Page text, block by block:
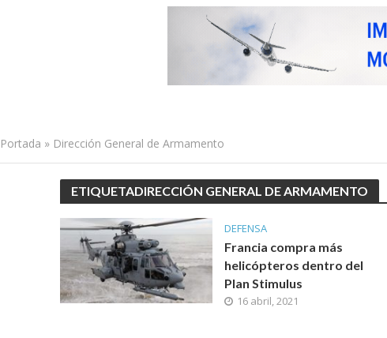
Portada » Dirección General de Armamento
ETIQUETADIRECCIÓN GENERAL DE ARMAMENTO
DEFENSA
Francia compra más
helicópteros dentro del
Plan Stimulus
16 abril, 2021